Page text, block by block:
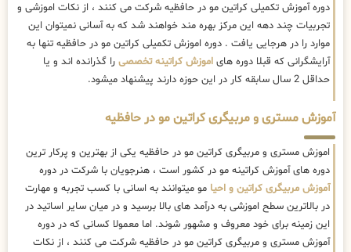
دوره آموزش تکمیلی کراتین مو در حافظیه شرکت می کنند ، از نکات اموزشی و
تجربیات چند دهه این مرکز بهره مند خواهند شد که به آسانی نمیتوان این
موارد را در هرجایی یافت . دوره اموزش تکمیلی کراتین مو در حافظیه تنها به
آرایشگرانی که قبلا دوره های اموزش کراتینه تخصصی را گذرانده اند و یا
حداقل 2 سال سابقه کار در این حوزه دارند پیشنهاد میشود.
آموزش مستری و مربیگری کراتین مو در حافظیه
اموزش مستری و مربیگری کراتین مو در حافظیه یکی از بهترین و پرکار ترین
دوره های آموزش کراتینه مو در کشور است ، هنرجویان با شرکت در دوره
آموزش مربیگری کراتین و احیا مو میتوانند به اسانی با کسب تجربه و مهارت
در بالاترین سطح اموزشی به درآمد های بالا برسید و در میان سایر اساتید در
این زمینه برای خود معروف و مشهور شوند. اما معمولا کسانی که در دوره
آموزش مستری و مربیگری کراتین مو در حافظیه شرکت می کنند ، از نکات